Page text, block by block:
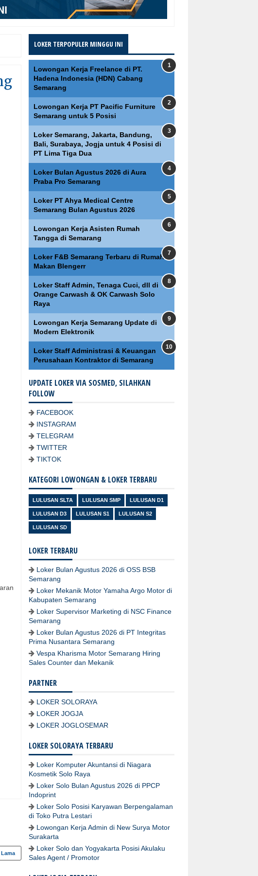
LOKER TERPOPULER MINGGU INI
Lowongan Kerja Freelance di PT.
Hadena Indonesia (HDN) Cabang
Semarang
Lowongan Kerja PT Pacific Furniture
Semarang untuk 5 Posisi
Loker Semarang, Jakarta, Bandung,
Bali, Surabaya, Jogja untuk 4 Posisi di
PT Lima Tiga Dua
Loker Bulan Agustus 2026 di Aura
Praba Pro Semarang
Loker PT Ahya Medical Centre
Semarang Bulan Agustus 2026
Lowongan Kerja Asisten Rumah
Tangga di Semarang
Loker F&B Semarang Terbaru di Rumah
Makan Blengerr
Loker Staff Admin, Tenaga Cuci, dll di
Orange Carwash & OK Carwash Solo
Raya
Lowongan Kerja Semarang Update di
Modern Elektronik
Loker Staff Administrasi & Keuangan
Perusahaan Kontraktor di Semarang
UPDATE LOKER VIA SOSMED, SILAHKAN
FOLLOW
FACEBOOK
INSTAGRAM
TELEGRAM
TWITTER
TIKTOK
KATEGORI LOWONGAN & LOKER TERBARU
LULUSAN SLTA LULUSAN SMP LULUSAN D1
LULUSAN D3 LULUSAN S1 LULUSAN S2
LULUSAN SD
LOKER TERBARU
Loker Bulan Agustus 2026 di OSS BSB
Semarang
Loker Mekanik Motor Yamaha Argo Motor di
Kabupaten Semarang
Loker Supervisor Marketing di NSC Finance
Semarang
Loker Bulan Agustus 2026 di PT Integritas
Prima Nusantara Semarang
Vespa Kharisma Motor Semarang Hiring
Sales Counter dan Mekanik
PARTNER
LOKER SOLORAYA
LOKER JOGJA
LOKER JOGLOSEMAR
LOKER SOLORAYA TERBARU
Loker Komputer Akuntansi di Niagara
Kosmetik Solo Raya
Loker Solo Bulan Agustus 2026 di PPCP
Indoprint
Loker Solo Posisi Karyawan Berpengalaman
di Toko Putra Lestari
Lowongan Kerja Admin di New Surya Motor
Surakarta
Loker Solo dan Yogyakarta Posisi Akulaku
Sales Agent / Promotor